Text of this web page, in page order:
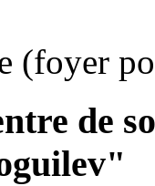
(foyer
de